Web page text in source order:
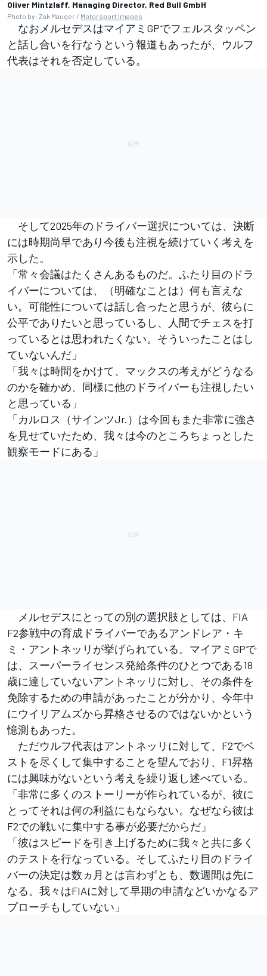
Oliver Mintzlaff, Managing Director, Red Bull GmbH
Photo by: Zak Mauger / Motorsport Images
なおメルセデスはマイアミGPでフェルスタッペン
と話し合いを行なうという報道もあったが、ウルフ
代表はそれを否定している。
そして2025年のドライバー選択については、決断
には時期尚早であり今後も注視を続けていく考えを
示した。
「常々会議はたくさんあるものだ。ふたり目のドラ
イバーについては、（明確なことは）何も言えな
い。可能性については話し合ったと思うが、彼らに
公平でありたいと思っているし、人間でチェスを打
っているとは思われたくない。そういったことはし
ていないんだ」
「我々は時間をかけて、マックスの考えがどうなる
のかを確かめ、同様に他のドライバーも注視したい
と思っている」
「カルロス（サインツJr.）は今回もまた非常に強さ
を見せていたため、我々は今のところちょっとした
観察モードにある」
メルセデスにとっての別の選択肢としては、FIA
F2参戦中の育成ドライバーであるアンドレア・キ
ミ・アントネッリが挙げられている。マイアミGPで
は、スーパーライセンス発給条件のひとつである18
歳に達していないアントネッリに対し、その条件を
免除するための申請があったことが分かり、今年中
にウイリアムズから昇格させるのではないかという
憶測もあった。
ただウルフ代表はアントネッリに対して、F2でベ
ストを尽くして集中することを望んでおり、F1昇格
には興味がないという考えを繰り返し述べている。
「非常に多くのストーリーが作られているが、彼に
とってそれは何の利益にもならない。なぜなら彼は
F2での戦いに集中する事が必要だからだ」
「彼はスピードを引き上げるために我々と共に多く
のテストを行なっている。そしてふたり目のドライ
バーの決定は数ヵ月とは言わずとも、数週間は先に
なる。我々はFIAに対して早期の申請などいかなるア
プローチもしていない」